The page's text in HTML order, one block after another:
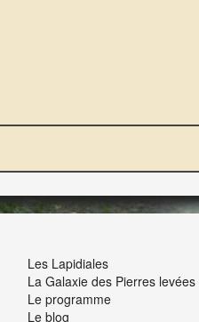
Les Lapidiales
La Galaxie des Pierres levées
Le programme
Le blog